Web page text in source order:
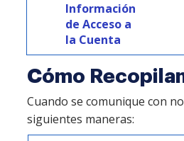
Información
de Acceso a
la Cuenta
Cómo
Cuando se comunique con
siguientes maneras: